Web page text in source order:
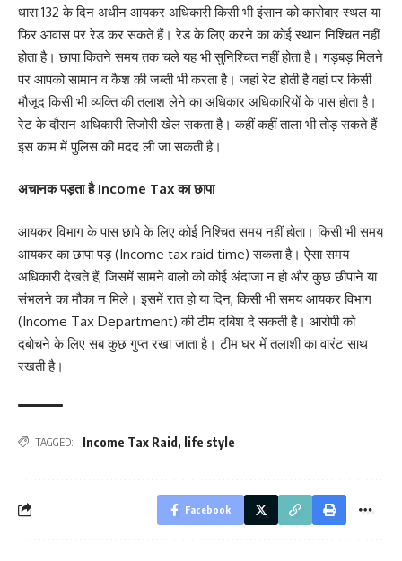
धारा 132 के दिन अधीन आयकर अधिकारी किसी भी इंसान को कारोबार स्थल या
फिर आवास पर रेड कर सकते हैं। रेड के लिए करने का कोई स्थान निश्चित नहीं
होता है। छापा कितने समय तक चले यह भी सुनिश्चित नहीं होता है। गड़बड़ मिलने
पर आपको सामान व कैश की जब्ती भी करता है। जहां रेट होती है वहां पर किसी
मौजूद किसी भी व्यक्ति की तलाश लेने का अधिकार अधिकारियों के पास होता है।
रेट के दौरान अधिकारी तिजोरी खेल सकता है। कहीं कहीं ताला भी तोड़ सकते हैं
इस काम में पुलिस की मदद ली जा सकती है।
अचानक पड़ता है Income Tax का छापा
आयकर विभाग के पास छापे के लिए कोई निश्चित समय नहीं होता। किसी भी समय
आयकर का छापा पड़ (Income tax raid time) सकता है। ऐसा समय
अधिकारी देखते हैं, जिसमें सामने वालो को कोई अंदाजा न हो और कुछ छीपाने या
संभलने का मौका न मिले। इसमें रात हो या दिन, किसी भी समय आयकर विभाग
(Income Tax Department) की टीम दबिश दे सकती है। आरोपी को
दबोचने के लिए सब कुछ गुप्त रखा जाता है। टीम घर में तलाशी का वारंट साथ
रखती है।
TAGGED: Income Tax Raid , life style
Facebook